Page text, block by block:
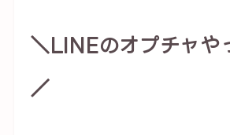
＼LINEのオプチャや
／